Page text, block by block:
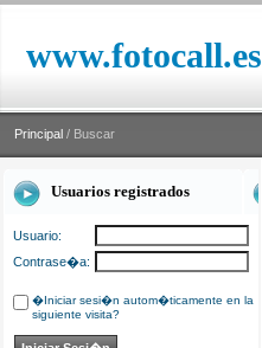
www.fotocall.es
Principal / Buscar
Usuarios registrados
Usuario:
Contrase�a:
�Iniciar sesi�n autom�ticamente en la
siguiente visita?